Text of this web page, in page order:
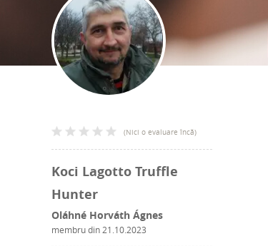
(Nici o evaluare încă)
Koci Lagotto Truffle
Hunter
Oláhné Horváth Ágnes
membru din21.10.2023